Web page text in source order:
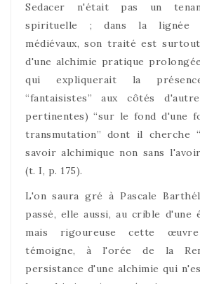
Sedacer n'était pas un
spirituelle ; dans la lignée
médiévaux, son traité est
d'une alchimie pratique
qui expliquerait la
“fantaisistes” aux côtés
pertinentes) “sur le fond d'une
transmutation” dont il cherche
savoir alchimique non sans
(t. I, p. 175).
L'on saura gré à Pascale
passé, elle aussi, au crible d'une
mais rigoureuse cette
témoigne, à l'orée de la
persistance d'une alchimie qui